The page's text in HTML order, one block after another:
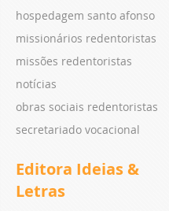
hospedagem santo afonso
missionários redentoristas
missões redentoristas
notícias
obras sociais redentoristas
secretariado vocacional
Editora Ideias &
Letras